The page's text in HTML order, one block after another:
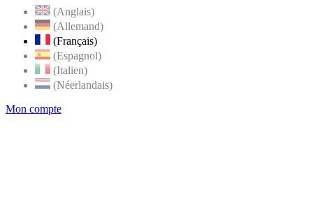
(Anglais)
(Allemand)
(Français)
(Espagnol)
(Italien)
(Néerlandais)
Mon compte